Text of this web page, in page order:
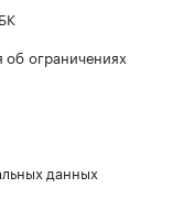
ограничениях
данных